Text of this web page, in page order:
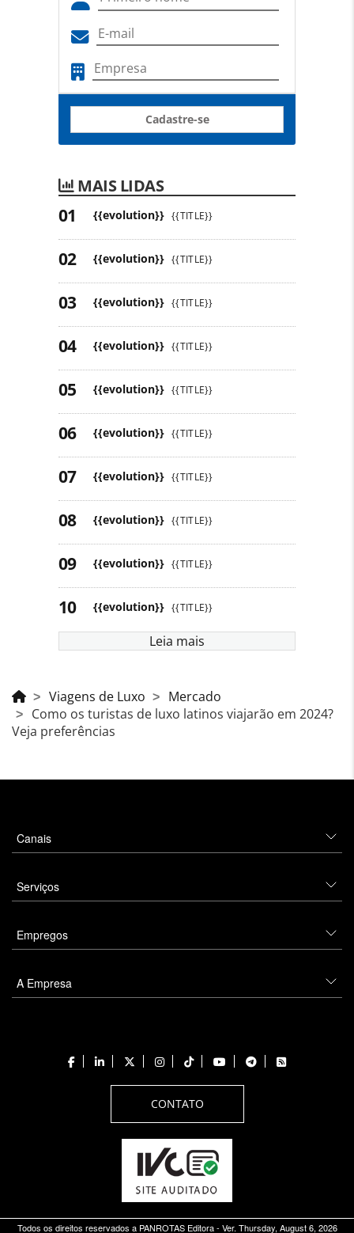
Cadastre-se
MAIS LIDAS
{{evolution}} {{TITLE}}
{{evolution}} {{TITLE}}
{{evolution}} {{TITLE}}
{{evolution}} {{TITLE}}
{{evolution}} {{TITLE}}
{{evolution}} {{TITLE}}
{{evolution}} {{TITLE}}
{{evolution}} {{TITLE}}
{{evolution}} {{TITLE}}
{{evolution}} {{TITLE}}
Leia mais
Viagens de Luxo
Mercado
Como os turistas de luxo latinos viajarão em 2024?
Veja preferências
Canais
Serviços
Empregos
A Empresa
CONTATO
Todos os direitos reservados a PANROTAS Editora - Ver. Thursday, August 6, 2026